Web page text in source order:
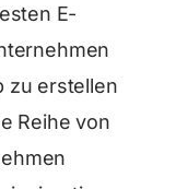
E-
zu erstellen
Reihe von